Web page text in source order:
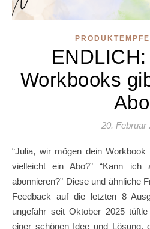
Workbooks
20. Februar
“Julia, wir mögen dein Workbook so gern – gibt es da nicht
vielleicht ein Abo?” “Kann ich
abonnieren?” Diese und ähnliche
Feedback auf die letzten 8
ungefähr seit Oktober 2025
einer schönen Idee und